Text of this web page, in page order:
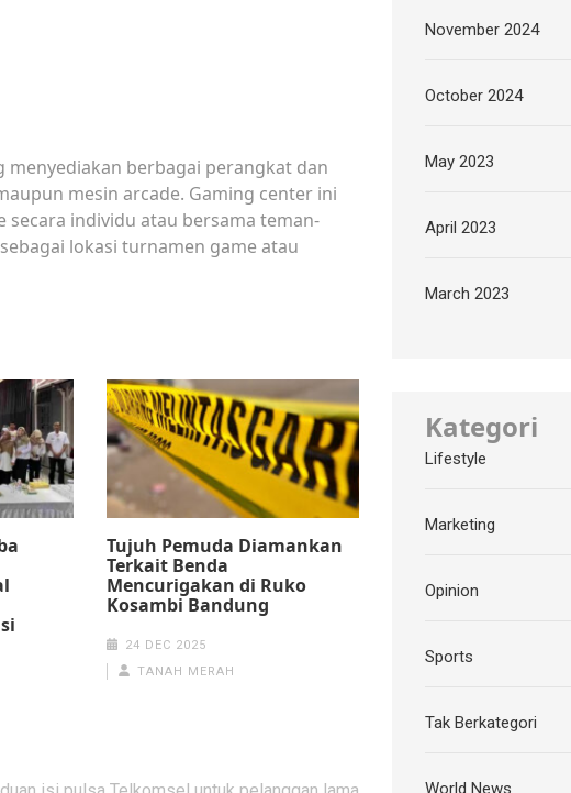
menyediakan berbagai perangkat dan
mesin arcade. Gaming center ini
individu atau bersama teman-
lokasi turnamen game atau
Tujuh Pemuda Diamankan
Terkait Benda
Mencurigakan di Ruko
Kosambi Bandung
24 DEC 2025
TANAH MERAH
November 2024
October 2024
May 2023
April 2023
March 2023
Kategori
Lifestyle
Marketing
Opinion
Sports
Tak Berkategori
World News